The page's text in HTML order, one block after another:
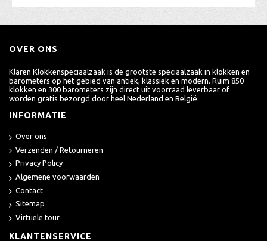
OVER ONS
Klaren Klokkenspeciaalzaak is de grootste speciaalzaak in klokken en
barometers op het gebied van antiek, klassiek en modern. Ruim 850
klokken en 300 barometers zijn direct uit voorraad leverbaar of
worden gratis bezorgd door heel Nederland en België.
INFORMATIE
Over ons
Verzenden / Retourneren
Privacy Policy
Algemene voorwaarden
Contact
Sitemap
Virtuele tour
KLANTENSERVICE